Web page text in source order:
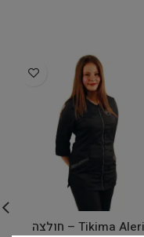
Tikima Aleria – חולצה